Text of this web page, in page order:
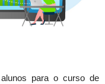
para o curso de